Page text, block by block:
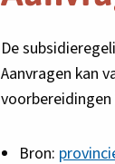
De
Aanvragen kan
Bron: